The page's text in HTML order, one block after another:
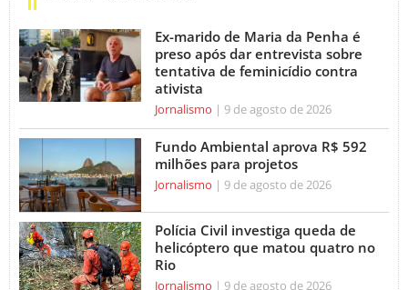
Ex-marido de Maria da Penha é
preso após dar entrevista sobre
tentativa de feminicídio contra
ativista
Jornalismo 9 de agosto de 2026
Fundo Ambiental aprova R$ 592
milhões para projetos
Jornalismo 9 de agosto de 2026
Polícia Civil investiga queda de
helicóptero que matou quatro no
Rio
Jornalismo 9 de agosto de 2026